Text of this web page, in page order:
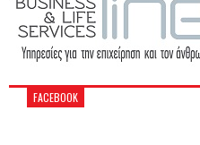
FACEBOOK